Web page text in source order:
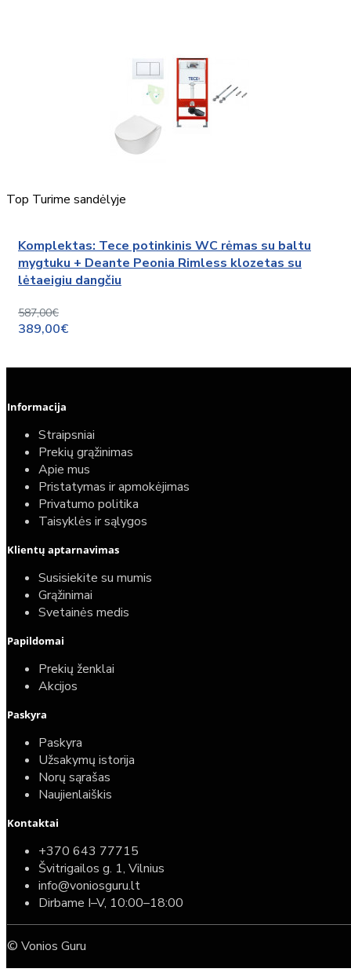
Top Turime sandėlyje
Komplektas: Tece potinkinis WC rėmas su baltu
mygtuku + Deante Peonia Rimless klozetas su
lėtaeigiu dangčiu
587,00€
389,00€
Informacija
Straipsniai
Prekių grąžinimas
Apie mus
Pristatymas ir apmokėjimas
Privatumo politika
Taisyklės ir sąlygos
Klientų aptarnavimas
Susisiekite su mumis
Grąžinimai
Svetainės medis
Papildomai
Prekių ženklai
Akcijos
Paskyra
Paskyra
Užsakymų istorija
Norų sąrašas
Naujienlaiškis
Kontaktai
+370 643 77715
Švitrigailos g. 1, Vilnius
info@voniosguru.lt
Dirbame I–V, 10:00–18:00
© Vonios Guru